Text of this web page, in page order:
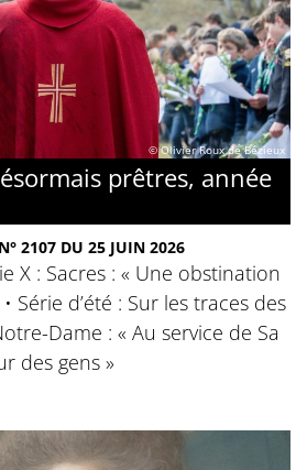
© Olivier Roux de Bézieux
prêtres, année
2107 DU 25 JUIN 2026
X : Sacres : « Une obstination
Série d’été : Sur les traces des
Dame : « Au service de Sa
des gens »